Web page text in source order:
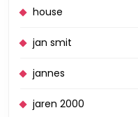
house
jan smit
jannes
jaren 2000